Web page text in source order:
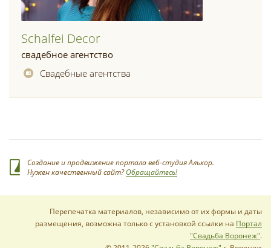
Schalfei Decor
свадебное агентство
Свадебные агентства
Создание и продвижение портала веб-студия Алькор.
Нужен качественный сайт?Обращайтесь!
Перепечатка материалов, независимо от их формы и даты
размещения, возможна только с установкой ссылки на Портал
"Свадьба Воронеж".